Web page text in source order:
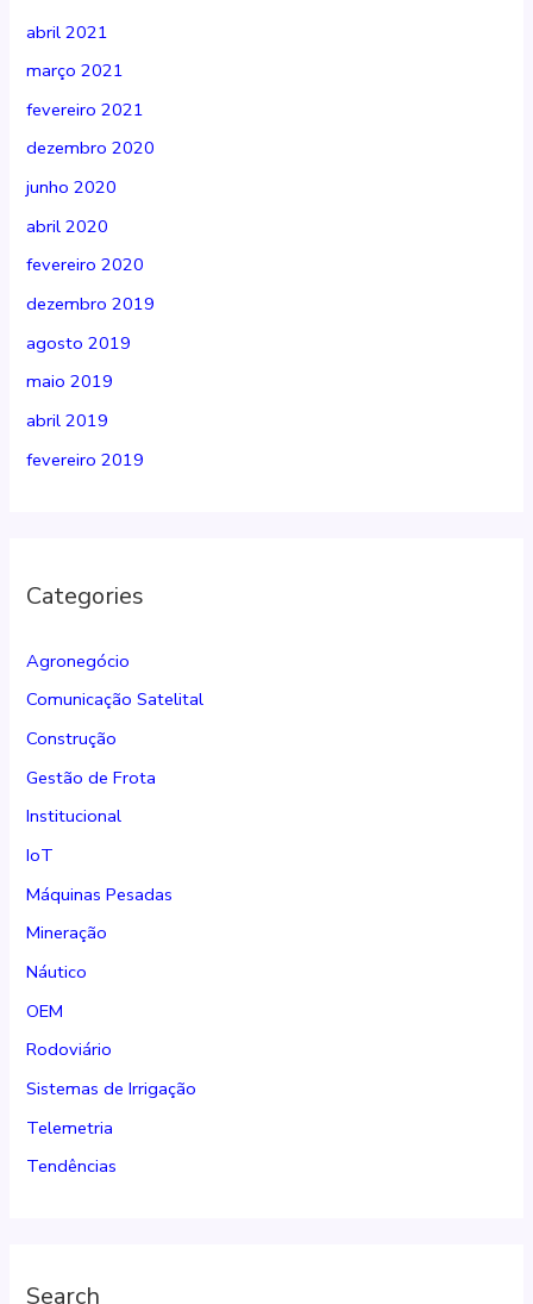
abril 2021
março 2021
fevereiro 2021
dezembro 2020
junho 2020
abril 2020
fevereiro 2020
dezembro 2019
agosto 2019
maio 2019
abril 2019
fevereiro 2019
Categories
Agronegócio
Comunicação Satelital
Construção
Gestão de Frota
Institucional
IoT
Máquinas Pesadas
Mineração
Náutico
OEM
Rodoviário
Sistemas de Irrigação
Telemetria
Tendências
Search